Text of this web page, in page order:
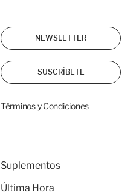
NEWSLETTER
SUSCRÍBETE
Términos y Condiciones
Suplementos
Última Hora